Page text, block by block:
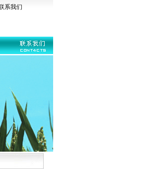
系我们